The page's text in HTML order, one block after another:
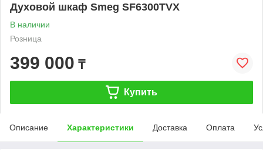
Духовой шкаф Smeg SF6300TVX
В наличии
Розница
399 000 ₸
Купить
Описание Характеристики Доставка Оплата